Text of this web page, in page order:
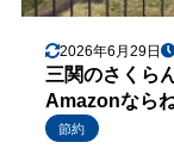
2026年6月29日
三関のさくら
Amazonなら
節約